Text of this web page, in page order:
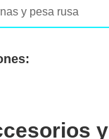
y pesa rusa
y